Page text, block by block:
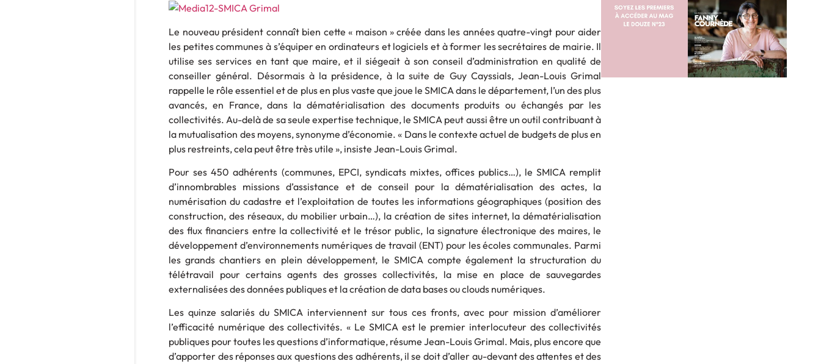
Le nouveau président connaît bien cette « maison » créée dans les années quatre-vingt pour aider
les petites communes à s’équiper en ordinateurs et logiciels et à former les secrétaires de mairie. Il
utilise ses services en tant que maire, et il siégeait à son conseil d’administration en qualité de
conseiller général. Désormais à la présidence, à la suite de Guy Cayssials, Jean-Louis Grimal
rappelle le rôle essentiel et de plus en plus vaste que joue le SMICA dans le département, l’un des plus
avancés, en France, dans la dématérialisation des documents produits ou échangés par les
collectivités. Au-delà de sa seule expertise technique, le SMICA peut aussi être un outil contribuant à
la mutualisation des moyens, synonyme d’économie. « Dans le contexte actuel de budgets de plus en
plus restreints, cela peut être très utile », insiste Jean-Louis Grimal.
Pour ses 450 adhérents (communes, EPCI, syndicats mixtes, offices publics…), le SMICA remplit
d’innombrables missions d’assistance et de conseil pour la dématérialisation des actes, la
numérisation du cadastre et l’exploitation de toutes les informations géographiques (position des
construction, des réseaux, du mobilier urbain…), la création de sites internet, la dématérialisation
des flux financiers entre la collectivité et le trésor public, la signature électronique des maires, le
développement d’environnements numériques de travail (ENT) pour les écoles communales. Parmi
les grands chantiers en plein développement, le SMICA compte également la structuration du
télétravail pour certains agents des grosses collectivités, la mise en place de sauvegardes
externalisées des données publiques et la création de data bases ou clouds numériques.
Les quinze salariés du SMICA interviennent sur tous ces fronts, avec pour mission d’améliorer
l’efficacité numérique des collectivités. « Le SMICA est le premier interlocuteur des collectivités
publiques pour toutes les questions d’informatique, résume Jean-Louis Grimal. Mais, plus encore que
d’apporter des réponses aux questions des adhérents, il se doit d’aller au-devant des attentes et des